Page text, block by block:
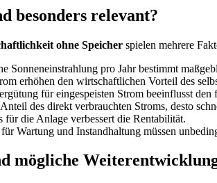
besonders relevant?
ohne Speicher spielen mehrere
Sonneneinstrahlung pro Jahr bestimmt
erhöhen den wirtschaftlichen Vorteil des
für eingespeisten Strom beeinflusst
des direkt verbrauchten Stroms, desto
für die Anlage verbessert die Rentabilität.
Wartung und Instandhaltung müssen
mögliche